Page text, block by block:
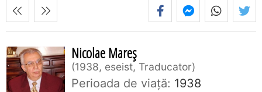
Nicolae Mareș
1938, eseist, Traducator
Perioada de viaţă: 1938